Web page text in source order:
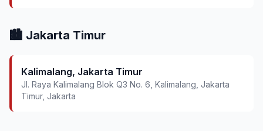
🏙️ Jakarta Timur
Kalimalang, Jakarta Timur
Jl. Raya Kalimalang Blok Q3 No. 6, Kalimalang, Jakarta
Timur, Jakarta